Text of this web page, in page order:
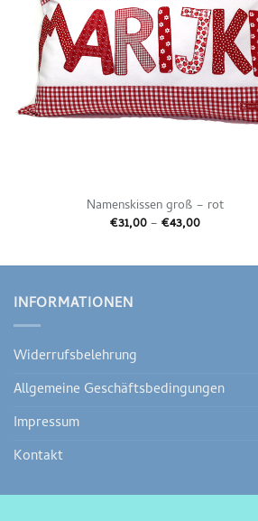
Namenskissen groß – rot
€31,00– €43,00Preisspanne:
INFORMATIONEN
Widerrufsbelehrung
Allgemeine Geschäftsbedingungen
Impressum
Kontakt